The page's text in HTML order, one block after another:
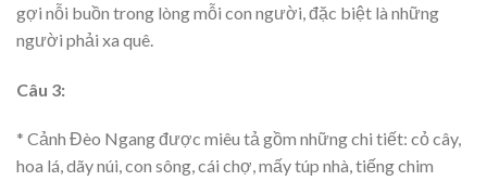
gợi nỗi buồn trong lòng mỗi con người, đặc biệt là những
người phải xa quê.
Câu 3:
* Cảnh Đèo Ngang được miêu tả gồm những chi tiết: cỏ cây,
hoa lá, dãy núi, con sông, cái chợ, mấy túp nhà, tiếng chim